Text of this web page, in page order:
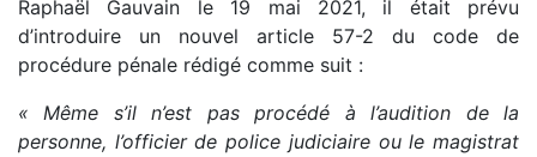
Raphaël Gauvain le 19 mai 2021, il était prévu
d’introduire un nouvel article 57-2 du code de
procédure pénale rédigé comme suit :
« Même s’il n’est pas procédé à l’audition de la
personne, l’officier de police judiciaire ou le magistrat